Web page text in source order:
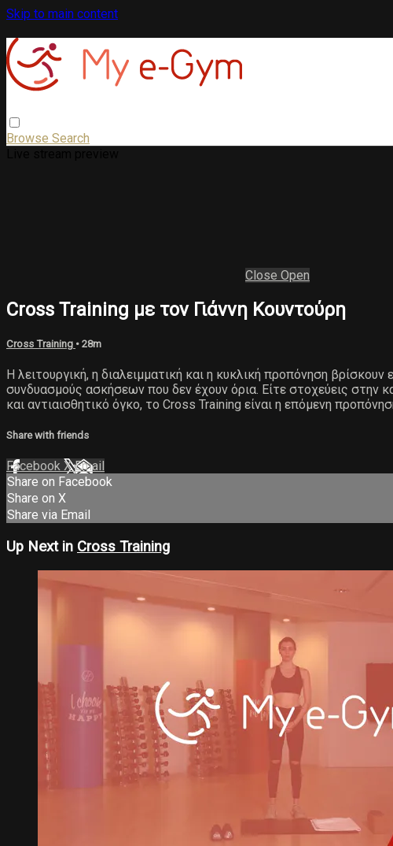
Skip to main content
Browse Search
Close Open
Cross Training με τον Γιάννη Κουντούρη
Cross Training • 28m
Η λειτουργική, η διαλειμματική και η κυκλική προπόνηση
συνδυασμούς ασκήσεων που δεν έχουν όρια. Είτε στοχεύεις στην
και αντιαισθητικό όγκο, το Cross Training είναι η επόμενη
Share with friends
Facebook XEmail
Share on Facebook
Share on X
Share via Email
Up Next in Cross Training